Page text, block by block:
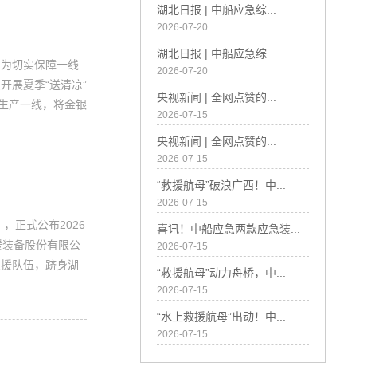
切实保障一线
展夏季“送清凉”
产一线，将金银
，正式公布2026
备股份有限公
队伍，跻身湖
湖北日报 | 中船应急综...
2026-07-20
湖北日报 | 中船应急综...
2026-07-20
央视新闻 | 全网点赞的...
2026-07-15
央视新闻 | 全网点赞的...
2026-07-15
“救援航母”破浪广西！中...
2026-07-15
喜讯！中船应急两款应急装...
2026-07-15
“救援航母”动力舟桥，中...
2026-07-15
“水上救援航母”出动！中...
2026-07-15